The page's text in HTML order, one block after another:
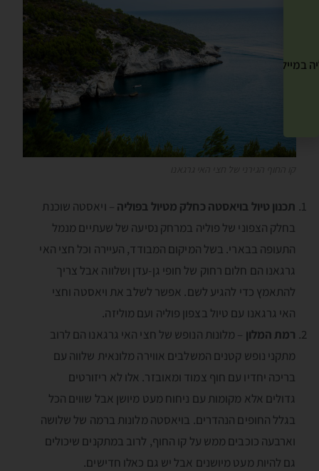
תכנון טיול בויאסטה כחלק מטיול בפוליה – ויאסטה שוכנת
בחלק הצפוני של פוליה במרחק נסיעה של שעתיים מנמל
התעופה בבארי. בשל המיקום המבודד, העיירה וכל חצי האי
גרגאנו הם חלום רחוק של חופי גן-עדן ושלווה אבל צריך
להתאמץ כדי להגיע לשם. אפשר לשלב את ויאסטה וחצי
האי גרגאנו עם טיול בצפון פוליה ועם מוליזה.
רמת המלון – מלונות הנופש של חצי האי גרגאנו הם לרוב
מתקני נופש קטנים המשלבים אווירה מלונאית שלווה עם
בריכה יחדיו עם חוף צמוד ומאובזר. אלו לא ריזורטים
גדולים אלא מקומות עם ניחוח מעט מיושן אבל שווים הכל
בגלל החופים הנהדרים. בויאסטה מלונות ברמה של שלושה
וארבעה כוכבים ממש על קו החוף, לרוב במתקנים שיכולים
גם להיות מעט מיושנים אבל יש גם כאלו חדישים.
במייל שלך! »